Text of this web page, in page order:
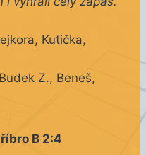
Kutička,
Z., Beneš,
B 2:4